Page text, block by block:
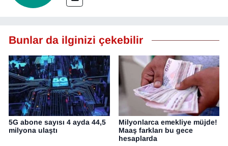
Bunlar da ilginizi çekebilir
5G abone sayısı 4 ayda 44,5
milyona ulaştı
Milyonlarca emekliye müjde!
Maaş farkları bu gece
hesaplarda